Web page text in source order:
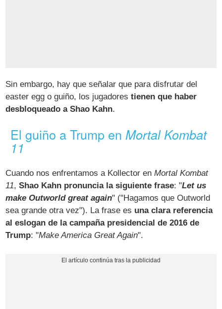
Sin embargo, hay que señalar que para disfrutar del
easter egg o guiño, los jugadorestienen que haber
desbloqueado a Shao Kahn.
El guiño a Trump en Mortal Kombat
11
Cuando nos enfrentamos a Kollector enMortal Kombat
11,Shao Kahn pronuncia la siguiente frase: "Let us
make Outworld great again" ("Hagamos que Outworld
sea grande otra vez"). La frase es una clara referencia
al eslogan de la campaña presidencial de 2016 de
Trump: "Make America Great Again".